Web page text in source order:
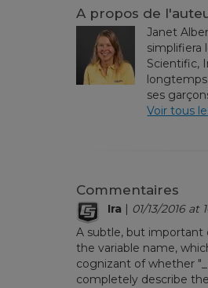
A propos de
Janet
simplifiera
Scientific,
longtemps
ses
Voir tous
Commentaires
Ira | 01/13/2016 at
A subtle, but important
the variable name,
cognizant of whether
completely describe